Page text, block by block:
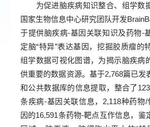
为促进脑疾病知识整合、组学数据
国家生物信息中心研究团队开发
于提供脑疾病-基因关联知识及药物-
定脑“特异”表达基因，挖掘胶质瘤的
组学数据可视化图谱，为揭示脑疾病
供重要的数据资源。基于2,768篇已发
和公共数据库的信息提取，整合了
条疾病-基因关联信息，2,118种药物/
因的16,591条药物-靶点互作信息，鉴